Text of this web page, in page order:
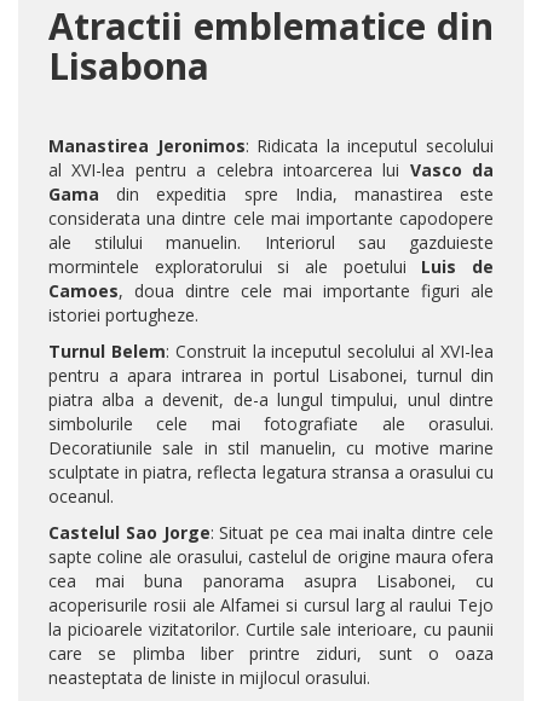
Atractii emblematice din
Lisabona
Manastirea Jeronimos: Ridicata la inceputul secolului
al XVI-lea pentru a celebra intoarcerea lui Vasco da
Gama din expeditia spre India, manastirea este
considerata una dintre cele mai importante capodopere
ale stilului manuelin. Interiorul sau gazduieste
mormintele exploratorului si ale poetului Luis de
Camoes, doua dintre cele mai importante figuri ale
istoriei portugheze.
Turnul Belem: Construit la inceputul secolului al XVI-lea
pentru a apara intrarea in portul Lisabonei, turnul din
piatra alba a devenit, de-a lungul timpului, unul dintre
simbolurile cele mai fotografiate ale orasului.
Decoratiunile sale in stil manuelin, cu motive marine
sculptate in piatra, reflecta legatura stransa a orasului cu
oceanul.
Castelul Sao Jorge: Situat pe cea mai inalta dintre cele
sapte coline ale orasului, castelul de origine maura ofera
cea mai buna panorama asupra Lisabonei, cu
acoperisurile rosii ale Alfamei si cursul larg al raului Tejo
la picioarele vizitatorilor. Curtile sale interioare, cu paunii
care se plimba liber printre ziduri, sunt o oaza
neasteptata de liniste in mijlocul orasului.